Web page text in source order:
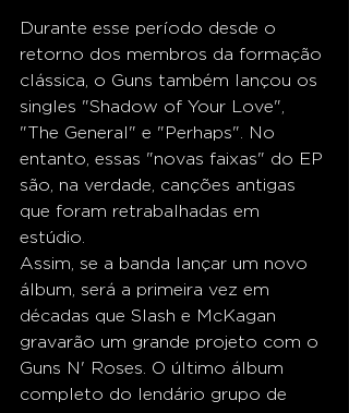
Durante esse período desde o
retorno dos membros da formação
clássica, o Guns também lançou os
singles "Shadow of Your Love",
"The General" e "Perhaps". No
entanto, essas "novas faixas" do EP
são, na verdade, canções antigas
que foram retrabalhadas em
estúdio.
Assim, se a banda lançar um novo
álbum, será a primeira vez em
décadas que Slash e McKagan
gravarão um grande projeto com o
Guns N' Roses. O último álbum
completo do lendário grupo de